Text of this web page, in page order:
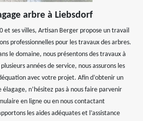
arbre à Liebsdorf
et ses villes, Artisan Berger propose un travail
professionnelles pour les travaux des arbres.
le domaine, nous présentons des travaux à
années de service, nous assurons les
avec votre projet. Afin d’obtenir un
n’hésitez pas à nous faire parvenir
en ligne ou en nous contactant
les aides adéquates et l’assistance